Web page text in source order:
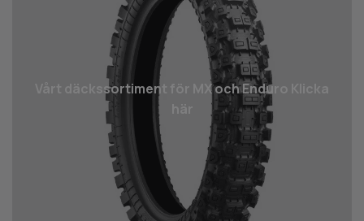
Vårt däcks­sortiment för MX och Enduro Klicka